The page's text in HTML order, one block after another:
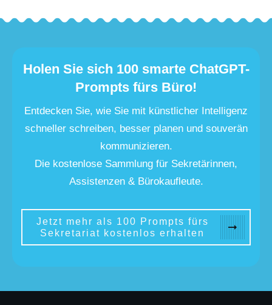
Holen Sie sich 100 smarte ChatGPT-
Prompts fürs Büro!
Entdecken Sie, wie Sie mit künstlicher Intelligenz
schneller schreiben, besser planen und souverän
kommunizieren.
Die kostenlose Sammlung für Sekretärinnen,
Assistenzen & Bürokaufleute.
Jetzt mehr als 100 Prompts fürs
Sekretariat kostenlos erhalten